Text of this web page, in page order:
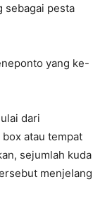
sebagai pesta
yang ke-
dari
atau tempat
sejumlah kuda
menjelang